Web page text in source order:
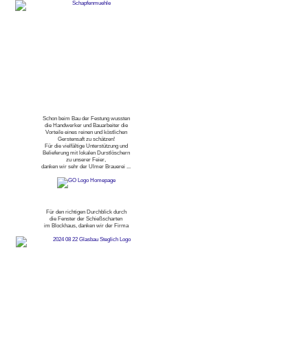
Schon beim Bau der Festung wussten
die Handwerker und Bauarbeiter die
Vorteile eines reinen und köstlichen
Gerstensaft zu schätzen!
Für die vielfältige Unterstützung und
Belieferung mit lokalen Durstlöschern
zu unserer Feier,
danken wir sehr der Ulmer Brauerei ...
Für den richtigen Durchblick durch
die Fenster der Schießscharten
im Blockhaus, danken wir der Firma